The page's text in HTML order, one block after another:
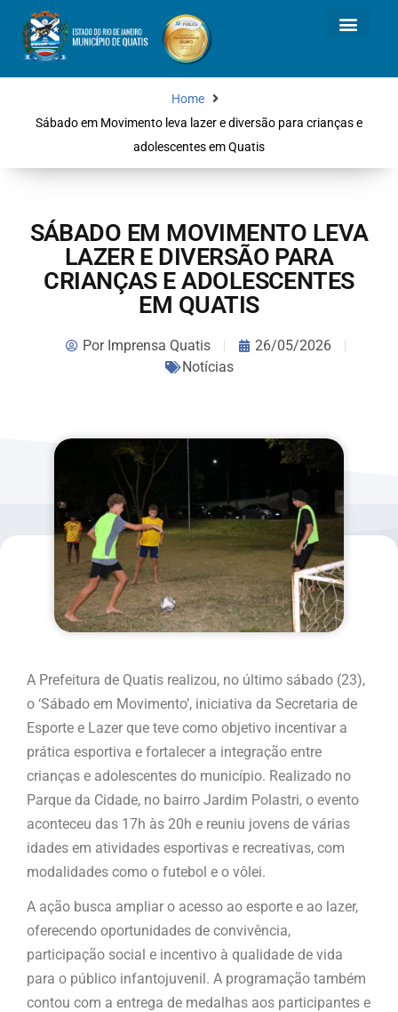
Home
Sábado em Movimento leva lazer e diversão para crianças e
adolescentes em Quatis
SÁBADO EM MOVIMENTO LEVA
LAZER E DIVERSÃO PARA
CRIANÇAS E ADOLESCENTES
EM QUATIS
PorImprensa Quatis
26/05/2026
Notícias
A Prefeitura de Quatis realizou, no último sábado (23),
o ‘Sábado em Movimento’, iniciativa da Secretaria de
Esporte e Lazer que teve como objetivo incentivar a
prática esportiva e fortalecer a integração entre
crianças e adolescentes do município. Realizado no
Parque da Cidade, no bairro Jardim Polastri, o evento
aconteceu das 17h às 20h e reuniu jovens de várias
idades em atividades esportivas e recreativas, com
modalidades como o futebol e o vôlei.
A ação busca ampliar o acesso ao esporte e ao lazer,
oferecendo oportunidades de convivência,
participação social e incentivo à qualidade de vida
para o público infantojuvenil. A programação também
contou com a entrega de medalhas aos participantes e